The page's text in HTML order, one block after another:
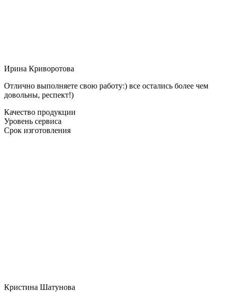
Ирина Криворотова
Отлично выполняете свою работу:) все остались более чем
довольны, респект!)
Качество продукции
Уровень сервиса
Срок изготовления
Кристина Шатунова